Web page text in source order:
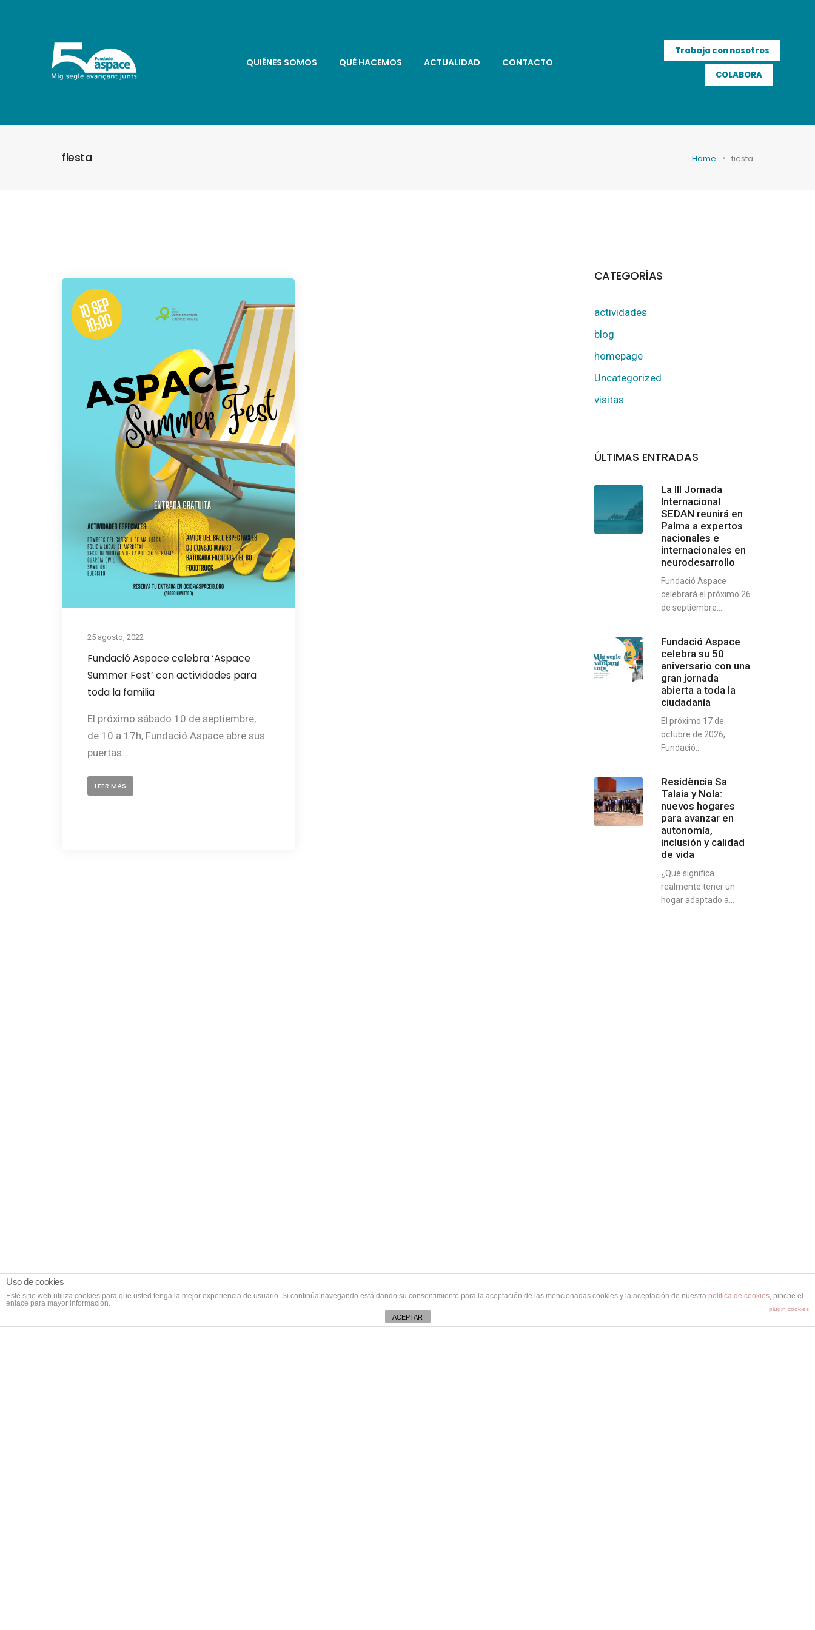
QUIÉNES SOMOS QUÉ HACEMOS ACTUALIDAD CONTACTO
Trabaja con nosotros
COLABORA
fiesta Home fiesta
25 agosto, 2022
Fundació Aspace celebra ‘Aspace
Summer Fest’ con actividades para
toda la familia
El próximo sábado 10 de septiembre,
de 10 a 17h, Fundació Aspace abre sus
puertas...
LEER MÁS
CATEGORÍAS
actividades
blog
homepage
Uncategorized
visitas
ÚLTIMAS ENTRADAS
La III Jornada
Internacional
SEDAN reunirá en
Palma a expertos
nacionales e
internacionales en
neurodesarrollo
Fundació Aspace
celebrará el próximo 26
de septiembre...
Fundació Aspace
celebra su 50
aniversario con una
gran jornada
abierta a toda la
ciudadanía
El próximo 17 de
octubre de 2026,
Fundació...
Residència Sa
Talaia y Nola:
nuevos hogares
para avanzar en
autonomía,
inclusión y calidad
de vida
¿Qué significa
realmente tener un
hogar adaptado a...
Uso de cookies
Este sitio web utiliza cookies para que usted tenga la mejor experiencia de usuario. Si continúa navegando está dando su consentimiento para la aceptación de las mencionadas cookies y la aceptación de nuestra política de cookies, pinche el
enlace para mayor información.
plugin cookies
ACEPTAR